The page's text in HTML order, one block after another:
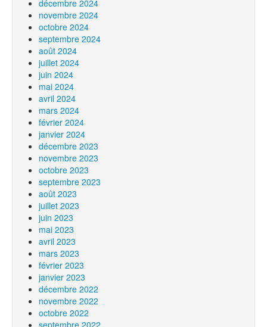
décembre 2024
novembre 2024
octobre 2024
septembre 2024
août 2024
juillet 2024
juin 2024
mai 2024
avril 2024
mars 2024
février 2024
janvier 2024
décembre 2023
novembre 2023
octobre 2023
septembre 2023
août 2023
juillet 2023
juin 2023
mai 2023
avril 2023
mars 2023
février 2023
janvier 2023
décembre 2022
novembre 2022
octobre 2022
septembre 2022